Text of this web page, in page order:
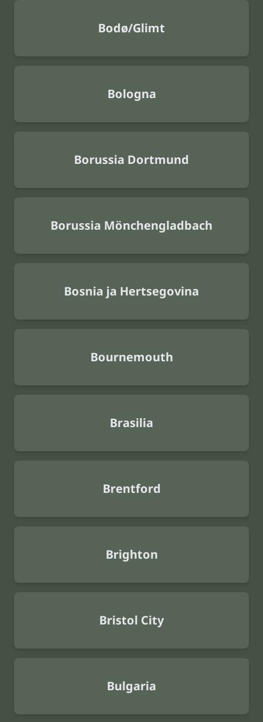
Bodø/Glimt
Bologna
Borussia Dortmund
Borussia Mönchengladbach
Bosnia ja Hertsegovina
Bournemouth
Brasilia
Brentford
Brighton
Bristol City
Bulgaria